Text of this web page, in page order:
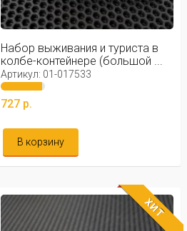
Набор выживания и туриста в
колбе-контейнере (большой ...
Артикул: 01-017533
727 р.
В корзину
ХИТ